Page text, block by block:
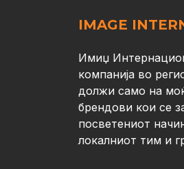
IMAGE
Имиџ
компанија во
должи само на
брендови кои се
посветениот
локалниот тим и